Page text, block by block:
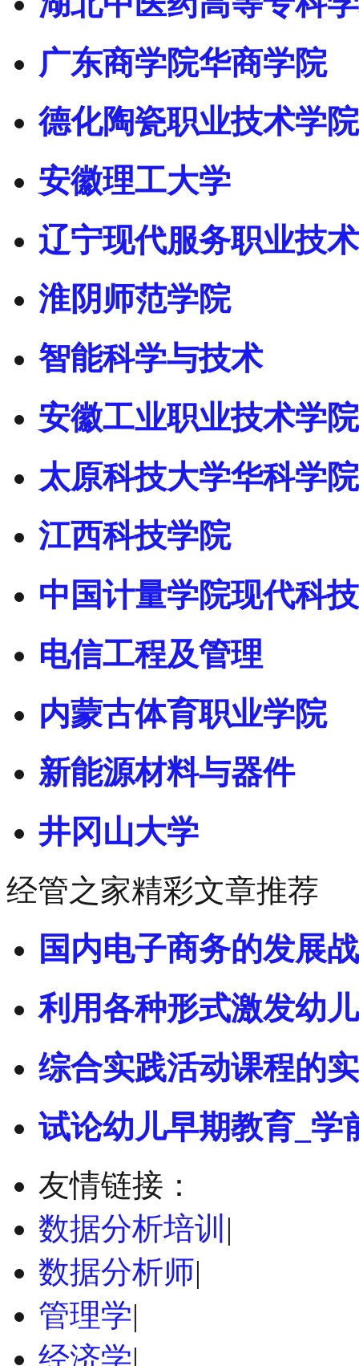
广东商学院华商学院
德化陶瓷职业技术学院
安徽理工大学
辽宁现代服务职业技
淮阴师范学院
智能科学与技术
安徽工业职业技术学院
太原科技大学华科学院
江西科技学院
中国计量学院现代科
电信工程及管理
内蒙古体育职业学院
新能源材料与器件
井冈山大学
经管之家精彩文章推荐
国内电子商务的发展
利用各种形式激发幼
综合实践活动课程的
试论幼儿早期教育_学
友情链接：
数据分析培训 |
数据分析师|
管理学|
经济学|